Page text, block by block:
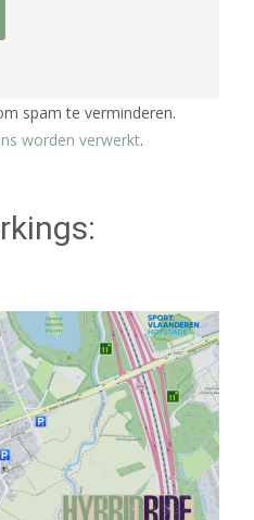
spam te verminderen.
worden verwerkt.